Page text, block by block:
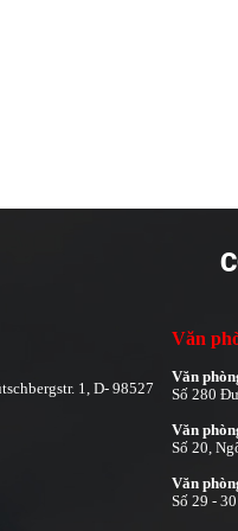
1, D- 98527
Văn
Văn
Số 280
Văn
Số 20,
Văn
Số 29 -